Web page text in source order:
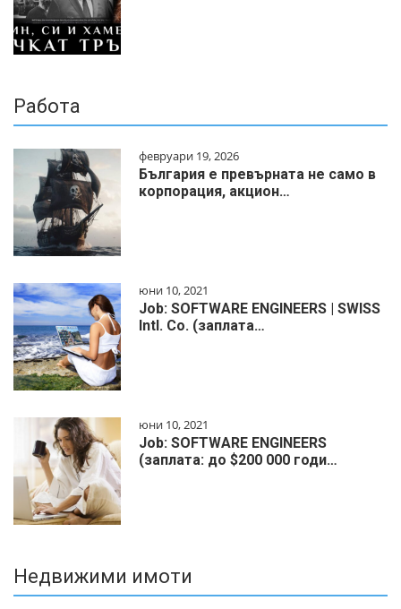
Работа
февруари 19, 2026
България е превърната не само в
корпорация, акцион…
юни 10, 2021
Job: SOFTWARE ENGINEERS | SWISS
Intl. Co. (заплата…
юни 10, 2021
Job: SOFTWARE ENGINEERS
(заплата: до $200 000 годи…
Недвижими имоти